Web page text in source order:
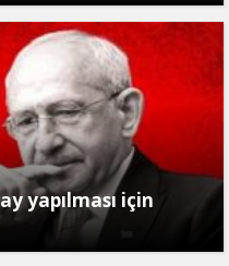
yapılması için